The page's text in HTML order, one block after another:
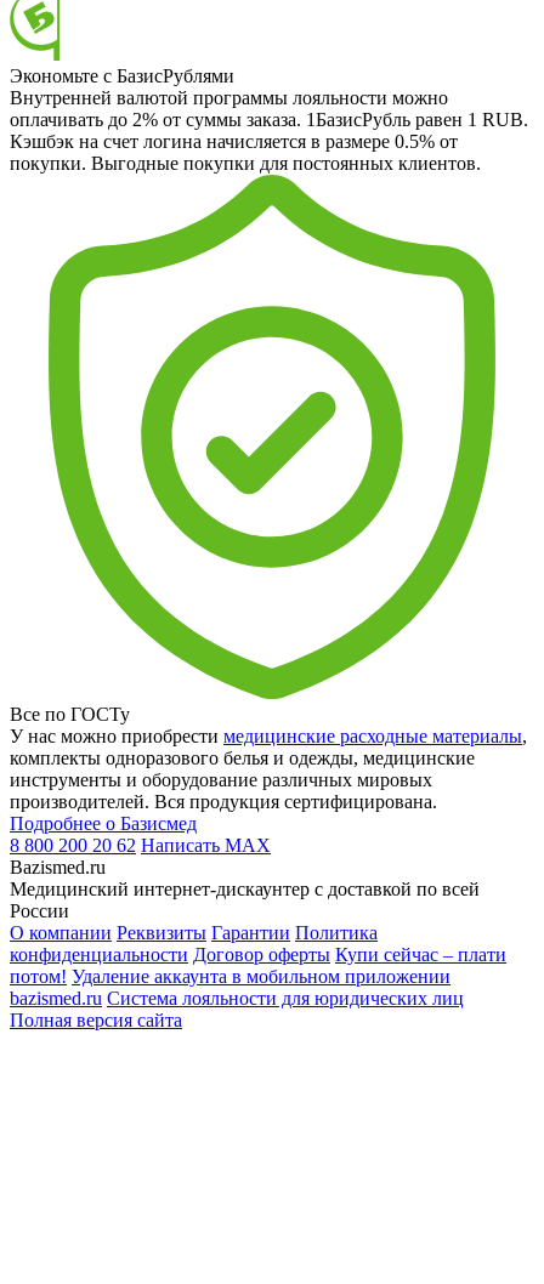
Экономьте с БазисРублями
Внутренней валютой программы лояльности можно
оплачивать до 2% от суммы заказа. 1БазисРубль равен 1 RUB.
Кэшбэк на счет логина начисляется в размере 0.5% от
покупки. Выгодные покупки для постоянных клиентов.
Все по ГОСТу
У нас можно приобрести медицинские расходные материалы,
комплекты одноразового белья и одежды, медицинские
инструменты и оборудование различных мировых
производителей. Вся продукция сертифицирована.
Подробнее о Базисмед
8 800 200 20 62 Написать MAX
Bazismed.ru
Медицинский интернет-дискаунтер с доставкой по всей
России
О компании Реквизиты Гарантии Политика
конфиденциальности Договор оферты Купи сейчас – плати
потом! Удаление аккаунта в мобильном приложении
bazismed.ru Система лояльности для юридических лиц
Полная версия сайта